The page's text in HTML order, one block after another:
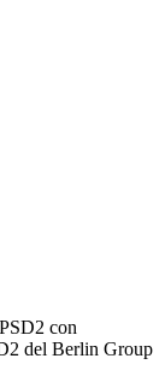
con
del Berlin Group